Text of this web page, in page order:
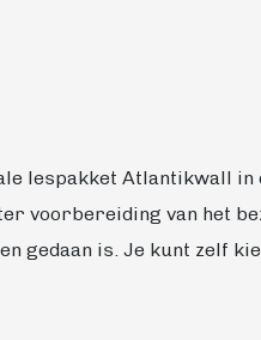
lespakket Atlantikwall in
voorbereiding van het
gedaan is. Je kunt zelf